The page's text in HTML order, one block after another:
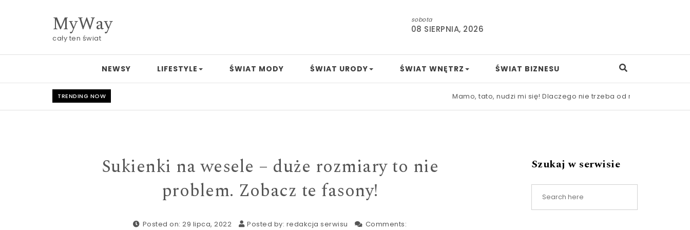
MyWay
cały ten świat
sobota
08 SIERPNIA, 2026
NEWSY LIFESTYLE ŚWIAT MODY ŚWIAT URODY ŚWIAT WNĘTRZ ŚWIAT BIZNESU
TRENDING NOW Mamo, tato, nudzi mi się! Dlaczego nie trzeba od razu ratować dziecka
Sukienki na wesele – duże rozmiary to nie
problem. Zobacz te fasony!
Posted on: 29 lipca, 2022 Posted by: redakcja serwisu Comments:
Szukaj w serwisie